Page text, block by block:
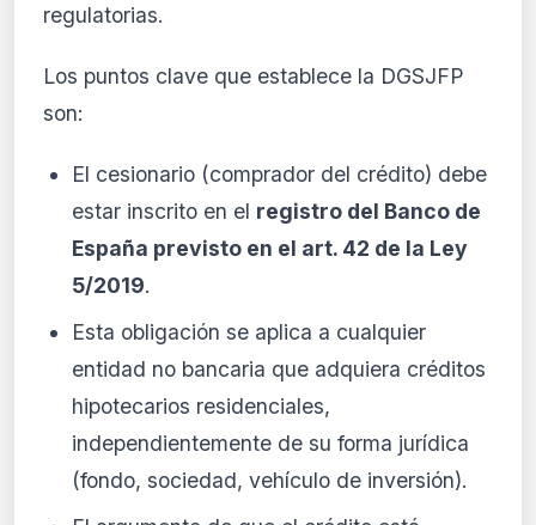
regulatorias.
Los puntos clave que establece la DGSJFP
son:
El cesionario (comprador del crédito) debe
estar inscrito en el registro del Banco de
España previsto en el art. 42 de la Ley
5/2019.
Esta obligación se aplica a cualquier
entidad no bancaria que adquiera créditos
hipotecarios residenciales,
independientemente de su forma jurídica
(fondo, sociedad, vehículo de inversión).